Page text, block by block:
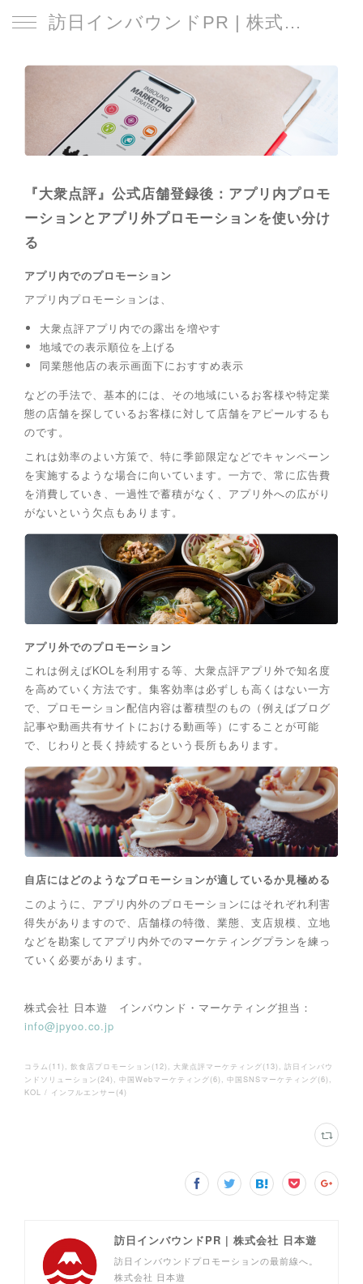
訪日インバウンドPR | 株式会社 日本遊
『大衆点評』公式店舗登録後：アプリ内プロモ
ーションとアプリ外プロモーションを使い分け
る
アプリ内でのプロモーション
アプリ内プロモーションは、
大衆点評アプリ内での露出を増やす
地域での表示順位を上げる
同業態他店の表示画面下におすすめ表示
などの手法で、基本的には、その地域にいるお客様や特定業
態の店舗を探しているお客様に対して店舗をアピールするも
のです。
これは効率のよい方策で、特に季節限定などでキャンペーン
を実施するような場合に向いています。一方で、常に広告費
を消費していき、一過性で蓄積がなく、アプリ外への広がり
がないという欠点もあります。
アプリ外でのプロモーション
これは例えばKOLを利用する等、大衆点評アプリ外で知名度
を高めていく方法です。集客効率は必ずしも高くはない一方
で、プロモーション配信内容は蓄積型のもの（例えばブログ
記事や動画共有サイトにおける動画等）にすることが可能
で、じわりと長く持続するという長所もあります。
自店にはどのようなプロモーションが適しているか見極める
このように、アプリ内外のプロモーションにはそれぞれ利害
得失がありますので、店舗様の特徴、業態、支店規模、立地
などを勘案してアプリ内外でのマーケティングプランを練っ
ていく必要があります。
株式会社 日本遊 インバウンド・マーケティング担当：
info@jpyoo.co.jp
コラム (11 ) 飲食店プロモーション (12) 大衆点評マーケティング(13) 訪日インバウ
ンドソリューション (24) 中国Webマーケティング(6) 中国SNSマーケティング(6)
KOL / インフルエンサー (4)
訪日インバウンドPR | 株式会社 日本遊
訪日インバウンドプロモーションの最前線へ。
株式会社 日本遊